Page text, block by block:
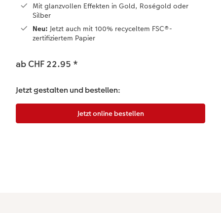
Bestellwege
Webinare
Coffeetable Book «Art Collection»
CEWE FOTOBUCH per PDF
Foto auf Holz
Gallery Print
Wandgestaltung
Zubehör
Foto-Geschenkbox
Geschenkidee
Neuheiten
Mit Design
Zubehör
für den JGA
Mit glanzvollen Effekten in Gold, Roségold oder
Silber
Neu: Jetzt auch mit 100% recyceltem FSC®-
zertifiziertem Papier
ab CHF 22.95 *
Jetzt gestalten und bestellen: